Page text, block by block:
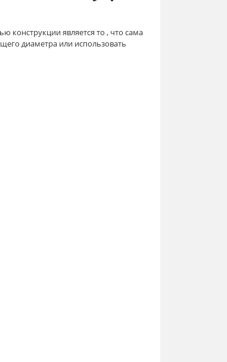
конструкции является то , что сама
диаметра или использовать